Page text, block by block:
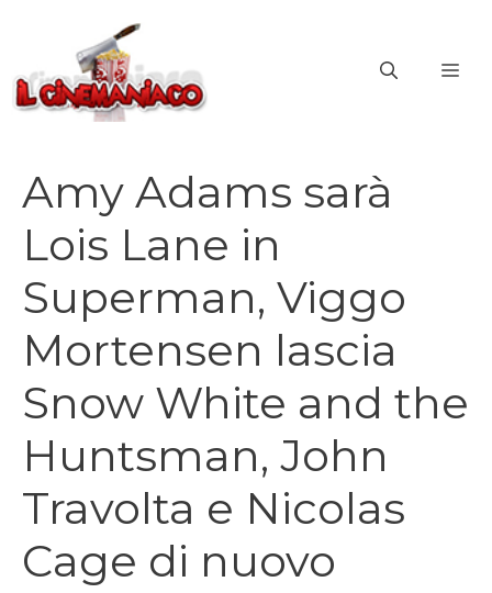
contenuto
Amy Adams sarà
Lois Lane in
Superman, Viggo
Mortensen lascia
Snow White and the
Huntsman, John
Travolta e Nicolas
Cage di nuovo